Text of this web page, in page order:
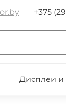
+375
Дисплеи и